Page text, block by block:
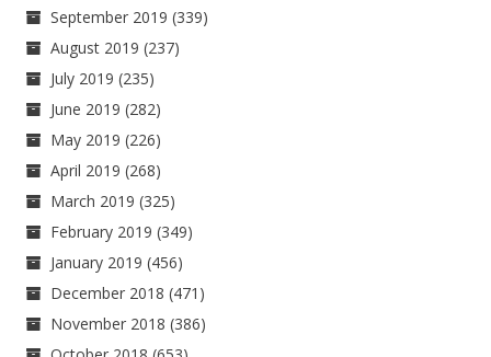
September 2019 (339)
August 2019 (237)
July 2019 (235)
June 2019 (282)
May 2019 (226)
April 2019 (268)
March 2019 (325)
February 2019 (349)
January 2019 (456)
December 2018 (471)
November 2018 (386)